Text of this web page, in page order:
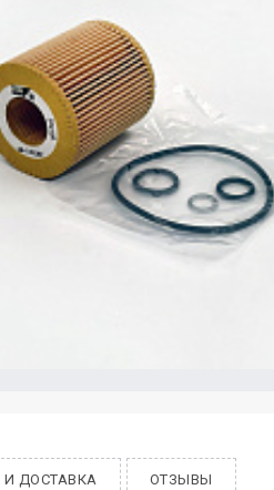
И ДОСТАВКА ОТЗЫВЫ